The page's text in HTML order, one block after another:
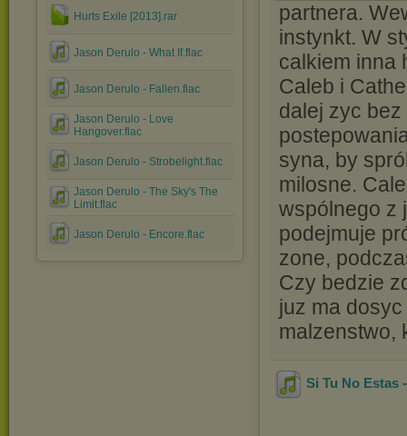
Hurts Exile [2013].rar
Jason Derulo - What If.flac
Jason Derulo - Fallen.flac
Jason Derulo - Love
Hangover.flac
Jason Derulo - Strobelight.flac
Jason Derulo - The Sky's The
Limit.flac
Jason Derulo - Encore.flac
partnera.
instynkt. W
calkiem inna
Caleb i
dalej zyc
syna, by
milosne.
wspólnego z
podejmuje
zone,
Czy bedzie
juz ma
malzenstwo,
Si Tu No Estas